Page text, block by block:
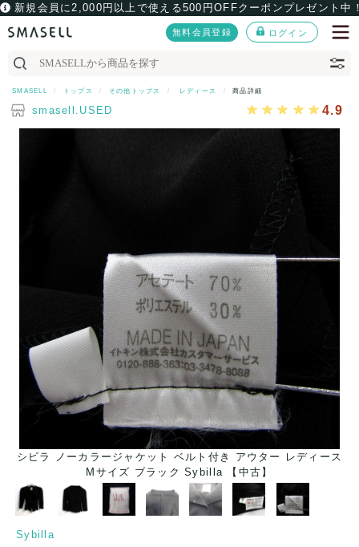
新規会員に2,000円以上で使える500円OFFクーポンプレゼント中
無料会員登録 ログイン
SMASELL トップス その他トップス レディース 商品詳細
smasell.USED 4.9
シビラ ノーカラージャケット ベルト付き アウター レディース
Mサイズ ブラック Sybilla 【中古】
Sybilla